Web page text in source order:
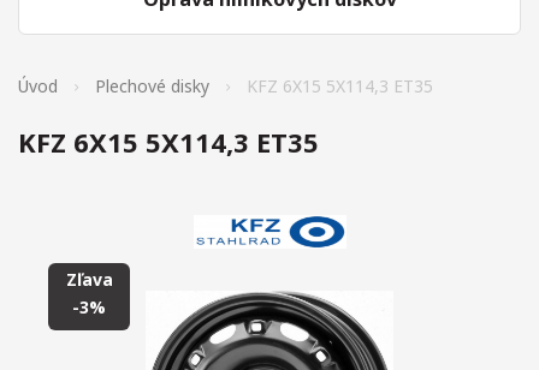
Úvod Plechové disky KFZ 6X15 5X114,3 ET35
KFZ 6X15 5X114,3 ET35
Zľava
-3%